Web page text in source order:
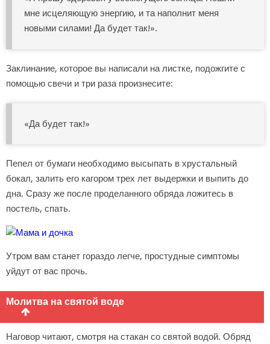
мне исцеляющую энергию, и та наполнит меня
новыми силами! Да будет так!».
Заклинание, которое вы написали на листке, подожгите с
помощью свечи и три раза произнесите:
«Да будет так!»
Пепел от бумаги необходимо высыпать в хрустальный
бокал, залить его кагором трех лет выдержки и выпить до
дна. Сразу же после проделанного обряда ложитесь в
постель, спать.
Утром вам станет гораздо легче, простудные симптомы
уйдут от вас прочь.
Молитва на святой воде
Наговор читают, смотря на стакан со святой водой. Обряд